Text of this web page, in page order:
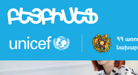
Skip